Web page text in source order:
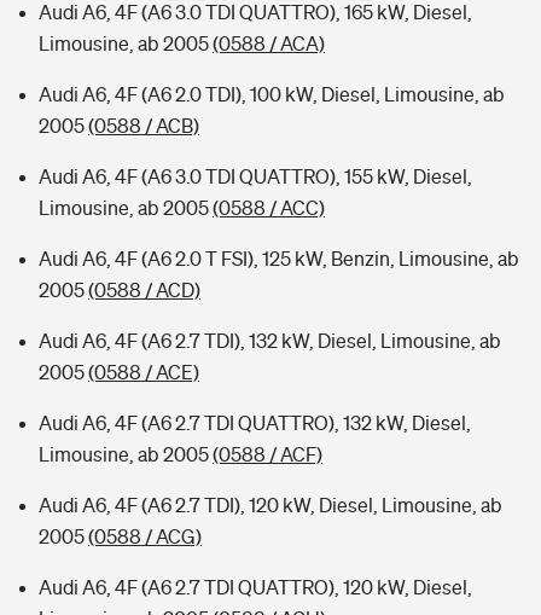
Audi A6, 4F (A6 3.0 TDI QUATTRO), 165 kW, Diesel,
Limousine, ab 2005(0588 / ACA)
Audi A6, 4F (A6 2.0 TDI), 100 kW, Diesel, Limousine, ab
2005(0588 / ACB)
Audi A6, 4F (A6 3.0 TDI QUATTRO), 155 kW, Diesel,
Limousine, ab 2005(0588 / ACC)
Audi A6, 4F (A6 2.0 T FSI), 125 kW, Benzin, Limousine, ab
2005(0588 / ACD)
Audi A6, 4F (A6 2.7 TDI), 132 kW, Diesel, Limousine, ab
2005(0588 / ACE)
Audi A6, 4F (A6 2.7 TDI QUATTRO), 132 kW, Diesel,
Limousine, ab 2005(0588 / ACF)
Audi A6, 4F (A6 2.7 TDI), 120 kW, Diesel, Limousine, ab
2005(0588 / ACG)
Audi A6, 4F (A6 2.7 TDI QUATTRO), 120 kW, Diesel,